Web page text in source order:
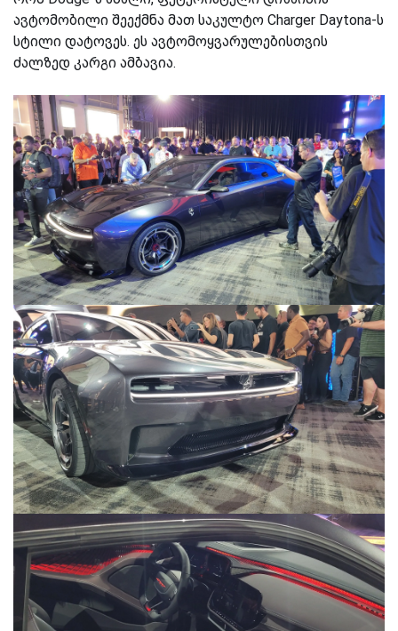
ავტომობილი შეექმნა მათ საკულტო Charger Daytona-ს
სტილი დატოვეს. ეს ავტომოყვარულებისთვის
ძალზედ კარგი ამბავია.